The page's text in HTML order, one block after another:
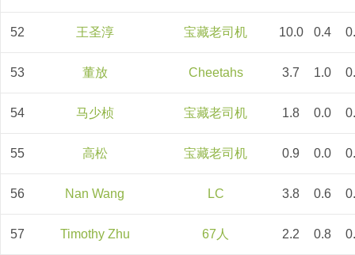
52 王圣淳 宝藏老司机 10.0 0.4
53 董放 Cheetahs 3.7 1.0
54 马少桢 宝藏老司机 1.8 0.0
55 高松 宝藏老司机 0.9 0.0
56 Nan Wang LC 3.8 0.6
57 Timothy Zhu 67人 2.2 0.8